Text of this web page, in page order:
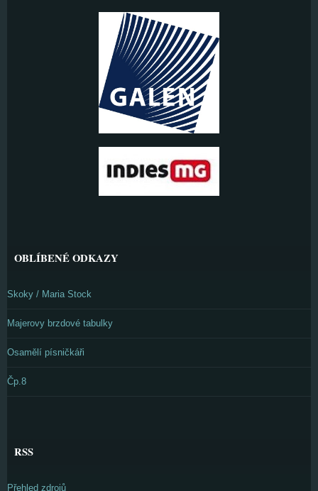
OBLÍBENÉ ODKAZY
Skoky / Maria Stock
Majerovy brzdové tabulky
Osamělí písničkáři
Čp.8
RSS
Přehled zdrojů